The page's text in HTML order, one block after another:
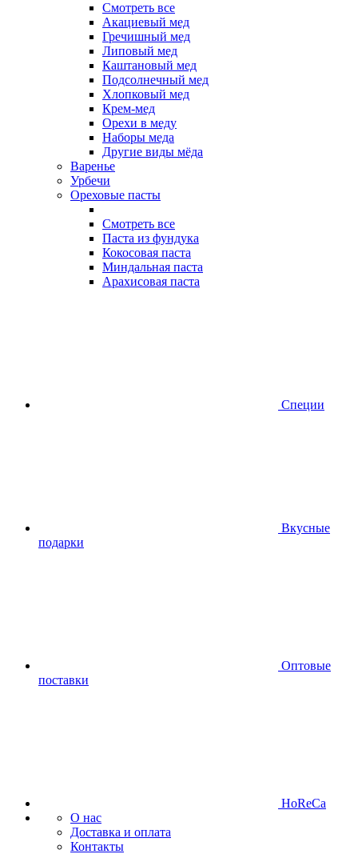
Смотреть все
Акациевый мед
Гречишный мед
Липовый мед
Каштановый мед
Подсолнечный мед
Хлопковый мед
Крем-мед
Орехи в меду
Наборы меда
Другие виды мёда
Варенье
Урбечи
Ореховые пасты
Смотреть все
Паста из фундука
Кокосовая паста
Миндальная паста
Арахисовая паста
Специи
Вкусные
подарки
Оптовые
поставки
HoReCa
О нас
Доставка и оплата
Контакты